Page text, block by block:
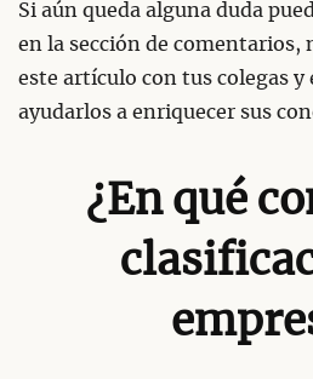
Si aún queda alguna duda
en la sección de comentarios,
este artículo con tus colegas y
ayudarlos a enriquecer sus
¿En qué